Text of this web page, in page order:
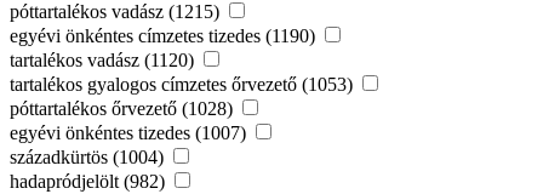
póttartalékos vadász (1215)
egyévi önkéntes címzetes tizedes (1190)
tartalékos vadász (1120)
tartalékos gyalogos címzetes őrvezető (1053)
póttartalékos őrvezető (1028)
egyévi önkéntes tizedes (1007)
századkürtös (1004)
hadapródjelölt (982)